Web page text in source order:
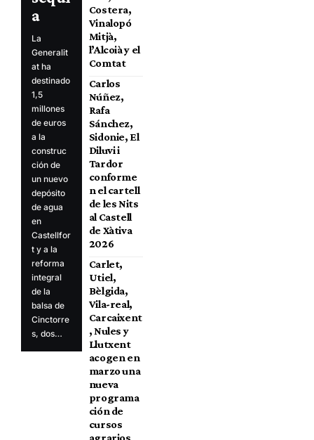
a
La
Generalit
at ha
destinado
1,5
millones
de euros
a la
construc
ción de
un nuevo
depósito
de agua
en
Castellfor
t y a la
reforma
integral
de la
balsa de
Cinctorre
s, dos…
Costera,
Vinalopó
Mitjà,
l’Alcoià y el
Comtat
Carlos
Núñez,
Rafa
Sánchez,
Sidonie, El
Diluvi i
Tardor
conforme
n el cartell
de les Nits
al Castell
de Xàtiva
2026
Carlet,
Utiel,
Bèlgida,
Vila-real,
Carcaixent
, Nules y
Llutxent
acogen en
marzo una
nueva
programa
ción de
cursos
agrarios